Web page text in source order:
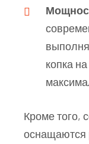
копка
Кроме того,
оснащаются